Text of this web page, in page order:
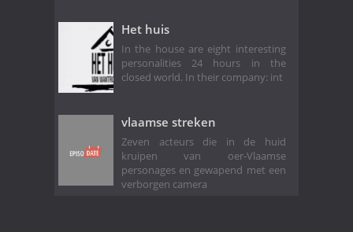
Het huis
In the house are eight interesting
personalities 24 hours in the
closed world. In their company: int
vlaamse streken
Zeven acteurs die in de huid
kruipen van oer-Vlaamse
personages en gewapend met een
verborgen camera